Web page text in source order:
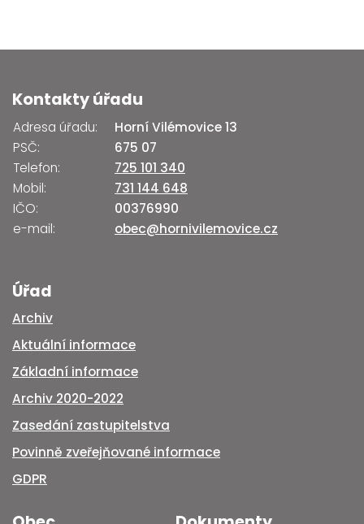
Kontakty úřadu
Adresa úřadu:
Horní Vilémovice 13
PSČ:
675 07
Telefon:
725 101 340
Mobil:
731 144 648
IČO:
00376990
e-mail:
obec@hornivilemovice.cz
Úřad
Archiv
Aktuální informace
Základní informace
Archiv 2020-2022
Zasedání zastupitelstva
Povinně zveřejňované informace
GDPR